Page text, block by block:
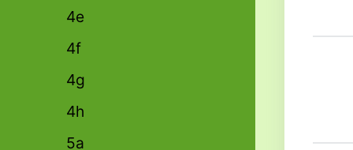
4e
4f
4g
4h
5a